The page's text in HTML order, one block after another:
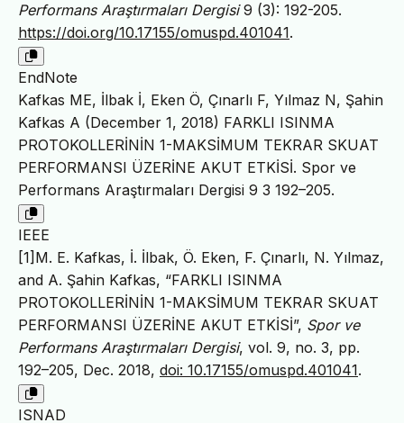
Performans Araştırmaları Dergisi9 (3): 192-205.
https://doi.org/10.17155/omuspd.401041.
EndNote
Kafkas ME, İlbak İ, Eken Ö, Çınarlı F, Yılmaz N, Şahin
Kafkas A (December 1, 2018) FARKLI ISINMA
PROTOKOLLERİNİN 1-MAKSİMUM TEKRAR SKUAT
PERFORMANSI ÜZERİNE AKUT ETKİSİ. Spor ve
Performans Araştırmaları Dergisi 9 3 192–205.
IEEE
[1]M. E. Kafkas, İ. İlbak, Ö. Eken, F. Çınarlı, N. Yılmaz,
and A. Şahin Kafkas, “FARKLI ISINMA
PROTOKOLLERİNİN 1-MAKSİMUM TEKRAR SKUAT
PERFORMANSI ÜZERİNE AKUT ETKİSİ”, Spor ve
Performans Araştırmaları Dergisi, vol. 9, no. 3, pp.
192–205, Dec. 2018, doi: 10.17155/omuspd.401041.
ISNAD